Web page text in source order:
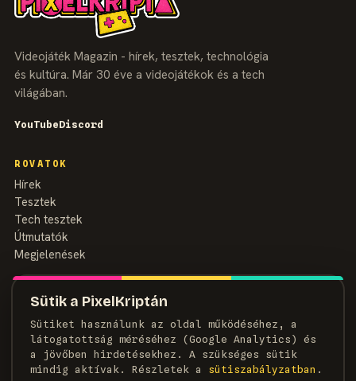
Sütik a PixelKriptán
Sütiket használunk az oldal működéséhez, a
látogatottság méréséhez (Google Analytics) és
a jövőben hirdetésekhez. A szükséges sütik
mindig aktívak. Részletek a
süti­szabályzatban .
Videojáték Magazin - hírek, tesztek, technológia
és kultúra. Már 30 éve a videojátékok és a tech
világában.
YouTubeDiscord
ROVATOK
Hírek
Tesztek
Tech tesztek
Útmutatók
Megjelenések
MAGAZIN
Szerzők
Médiaajánlat
Kapcsolat